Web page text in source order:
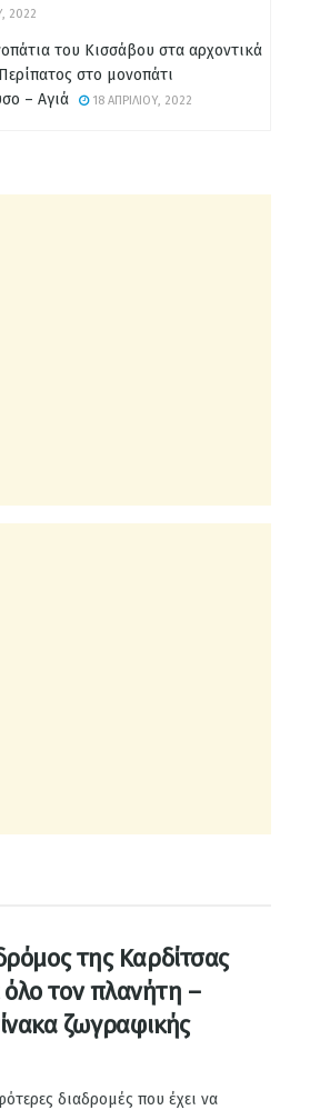
2022
του Κισσάβου στα αρχοντικά
στο μονοπάτι
– Αγιά
18 ΑΠΡΙΛΊΟΥ, 2022
της Καρδίτσας
τον πλανήτη –
ζωγραφικής
διαδρομές που έχει να